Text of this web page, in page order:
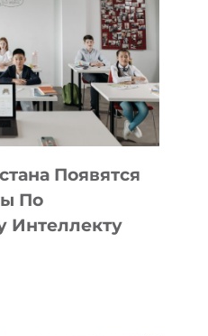
Появятся
По
Интеллекту